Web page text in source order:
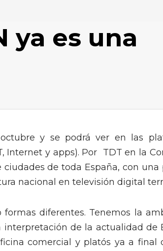
ya es una
y se podrá ver en las
Internet y apps). Por TDT en la
de toda España, con una
nacional en televisión digital
diferentes. Tenemos la
de la actualidad de
comercial y platós ya a final